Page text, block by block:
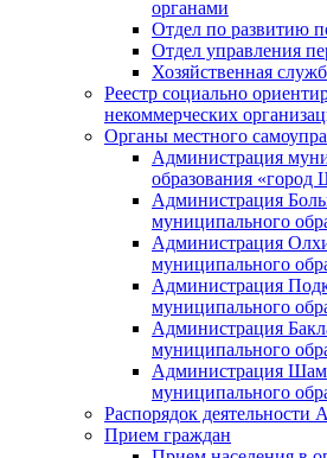
органами
Отдел по развитию
Отдел управления
Хозяйственная
Реестр социально
некоммерческих
Органы местного
Администрация
образования «город
Администрация
муниципального
Администрация
муниципального
Администрация
муниципального
Администрация
муниципального
Администрация
муниципального
Распорядок деятельности
Прием граждан